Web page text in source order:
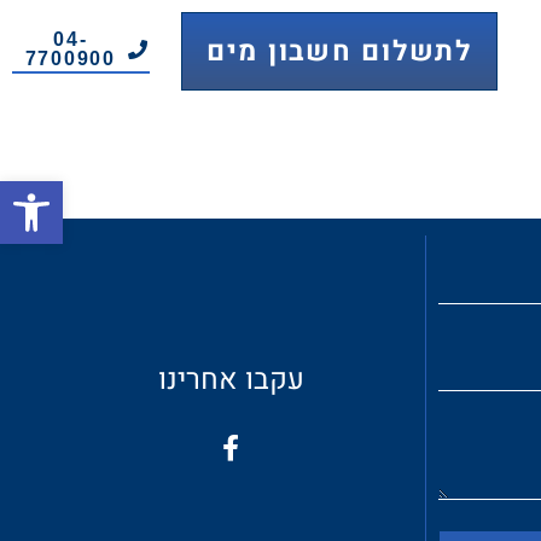
לתשלום חשבון מים
04-
7700900
עקבו אחרינו